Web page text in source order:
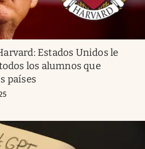
Estados Unidos le
los alumnos que
países